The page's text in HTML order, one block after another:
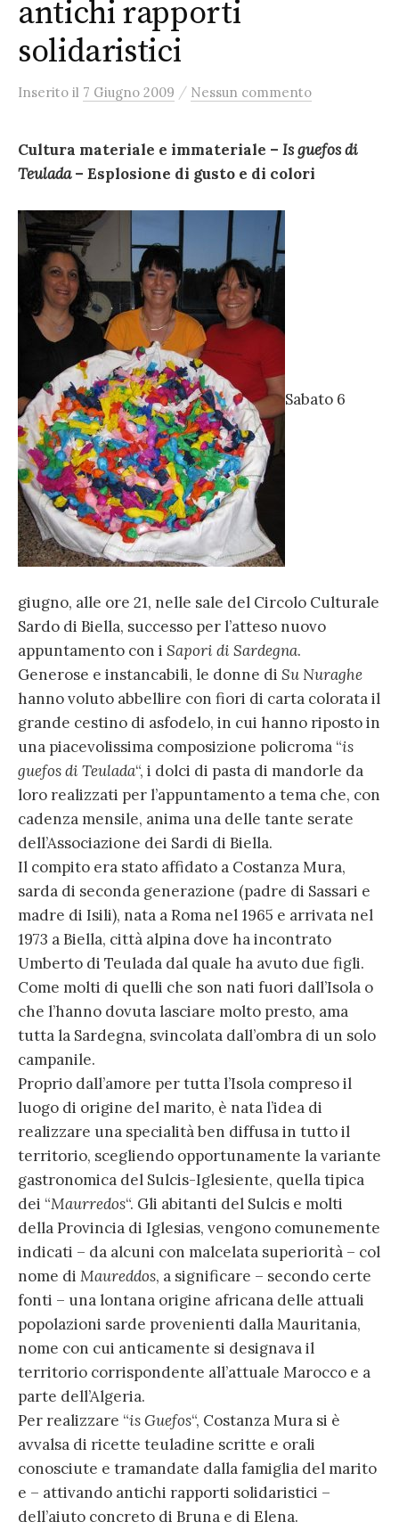
antichi rapporti
solidaristici
Inserito il 7 Giugno 2009 / Nessun commento
Cultura materiale e immateriale – Is guefos di
Teulada– Esplosione di gusto e di colori
Sabato 6
giugno, alle ore 21, nelle sale del Circolo Culturale
Sardo di Biella, successo per l’atteso nuovo
appuntamento con i Sapori di Sardegna.
Generose e instancabili, le donne di Su Nuraghe
hanno voluto abbellire con fiori di carta colorata il
grande cestino di asfodelo, in cui hanno riposto in
una piacevolissima composizione policroma “is
guefos di Teulada“, i dolci di pasta di mandorle da
loro realizzati per l’appuntamento a tema che, con
cadenza mensile, anima una delle tante serate
dell’Associazione dei Sardi di Biella.
Il compito era stato affidato a Costanza Mura,
sarda di seconda generazione (padre di Sassari e
madre di Isili), nata a Roma nel 1965 e arrivata nel
1973 a Biella, città alpina dove ha incontrato
Umberto di Teulada dal quale ha avuto due figli.
Come molti di quelli che son nati fuori dall’Isola o
che l’hanno dovuta lasciare molto presto, ama
tutta la Sardegna, svincolata dall’ombra di un solo
campanile.
Proprio dall’amore per tutta l’Isola compreso il
luogo di origine del marito, è nata l’idea di
realizzare una specialità ben diffusa in tutto il
territorio, scegliendo opportunamente la variante
gastronomica del Sulcis-Iglesiente, quella tipica
dei “Maurredos“. Gli abitanti del Sulcis e molti
della Provincia di Iglesias, vengono comunemente
indicati – da alcuni con malcelata superiorità – col
nome di Maureddos, a significare – secondo certe
fonti – una lontana origine africana delle attuali
popolazioni sarde provenienti dalla Mauritania,
nome con cui anticamente si designava il
territorio corrispondente all’attuale Marocco e a
parte dell’Algeria.
Per realizzare “is Guefos“, Costanza Mura si è
avvalsa di ricette teuladine scritte e orali
conosciute e tramandate dalla famiglia del marito
e – attivando antichi rapporti solidaristici –
dell’aiuto concreto di Bruna e di Elena.